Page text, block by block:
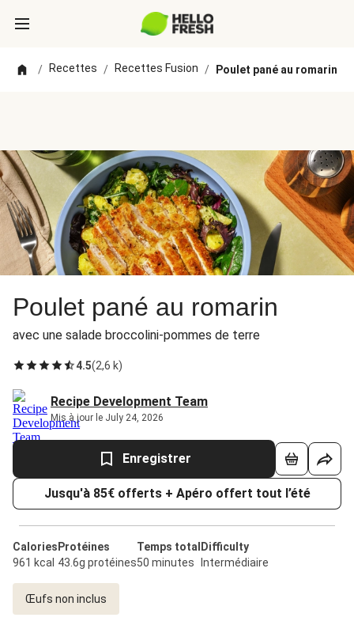
/ Recettes / Recettes Fusion / Poulet pané au romarin
Poulet pané au romarin
avec une salade broccolini-pommes de terre
4.5(2,6 k)
Recipe Development Team
Mis à jour le July 24, 2026
Enregistrer
Jusqu'à 85€ offerts + Apéro offert tout l’été
Calories
961 kcal
Protéines
43.6g protéines
Temps total
50 minutes
Difficulty
Intermédiaire
Œufs non inclus